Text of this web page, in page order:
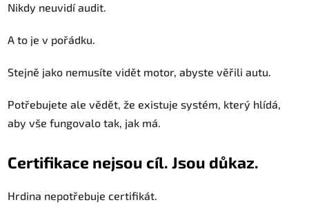
Nikdy neuvidí audit.
A to je v pořádku.
Stejně jako nemusíte vidět motor, abyste věřili autu.
Potřebujete ale vědět, že existuje systém, který hlídá,
aby vše fungovalo tak, jak má.
Certifikace nejsou cíl. Jsou důkaz.
Hrdina nepotřebuje certifikát.